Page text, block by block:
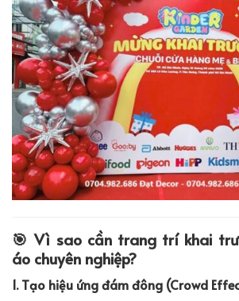
🎯 Vì sao cần trang trí khai
áo chuyên nghiệp?
1. Tạo hiệu ứng đám đông (Crowd